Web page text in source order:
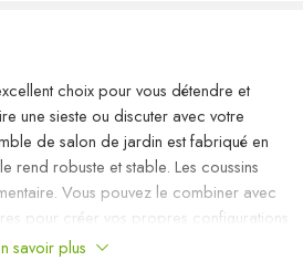
choix pour vous détendre et
une sieste ou discuter avec votre
de salon de jardin est fabriqué en
rend robuste et stable. Les coussins
Vous pouvez le combiner avec
pour créer vos propres configurations
: afin de prolonger la durée de vie
savoir plus